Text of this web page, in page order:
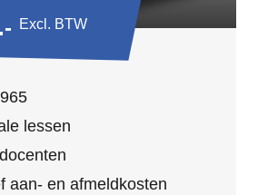
Excl. BTW
lessen
aan- en afmeldkosten